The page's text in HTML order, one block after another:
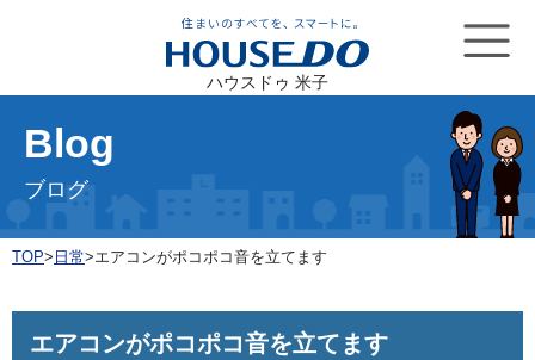
ハウスドゥ 米子
Blog
ブログ
TOP> 日常>エアコンがポコポコ音を立てます
エアコンがポコポコ音を立てます